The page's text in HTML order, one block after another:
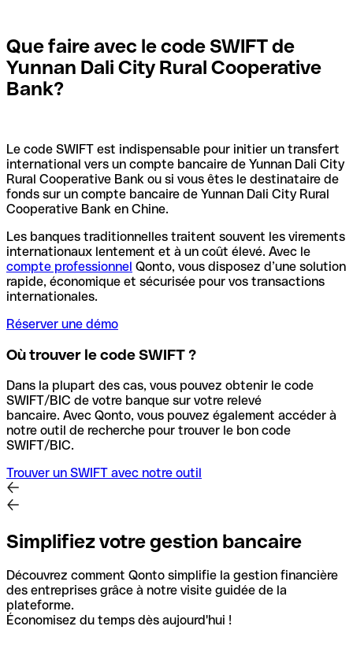
Que faire avec le code SWIFT de
Yunnan Dali City Rural Cooperative
Bank?
Le code SWIFT est indispensable pour initier un transfert
international vers un compte bancaire de Yunnan Dali City
Rural Cooperative Bank ou si vous êtes le destinataire de
fonds sur un compte bancaire de Yunnan Dali City Rural
Cooperative Bank en Chine.
Les banques traditionnelles traitent souvent les virements
internationaux lentement et à un coût élevé. Avec le
compte professionnel Qonto, vous disposez d’une solution
rapide, économique et sécurisée pour vos transactions
internationales.
Réserver une démo
Où trouver le code SWIFT ?
Dans la plupart des cas, vous pouvez obtenir le code
SWIFT/BIC de votre banque sur votre relevé
bancaire. Avec Qonto, vous pouvez également accéder à
notre outil de recherche pour trouver le bon code
SWIFT/BIC.
Trouver un SWIFT avec notre outil
Simplifiez votre gestion bancaire
Découvrez comment Qonto simplifie la gestion financière
des entreprises grâce à notre visite guidée de la
plateforme.
Économisez du temps dès aujourd'hui !